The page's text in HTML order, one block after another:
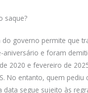
saque?
governo permite que
aniversário e foram
2020 e fevereiro de
No entanto, quem
data segue sujeito às